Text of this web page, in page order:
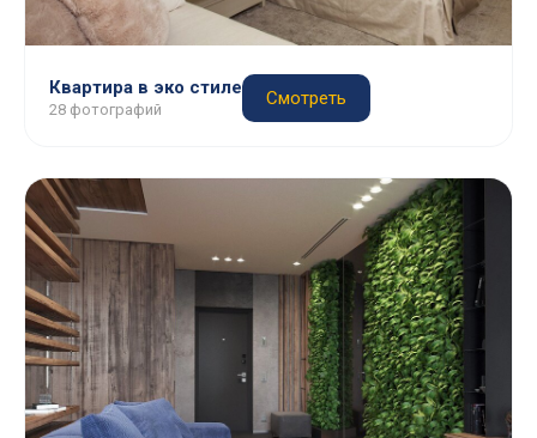
Квартира в эко стиле
28 фотографий
Смотреть